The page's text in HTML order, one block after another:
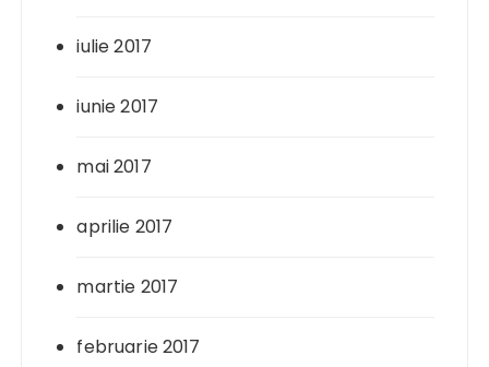
iulie 2017
iunie 2017
mai 2017
aprilie 2017
martie 2017
februarie 2017